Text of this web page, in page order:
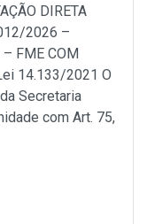
DIRETA
2026 –
FME COM
14.133/2021 O
Secretaria
com Art. 75,